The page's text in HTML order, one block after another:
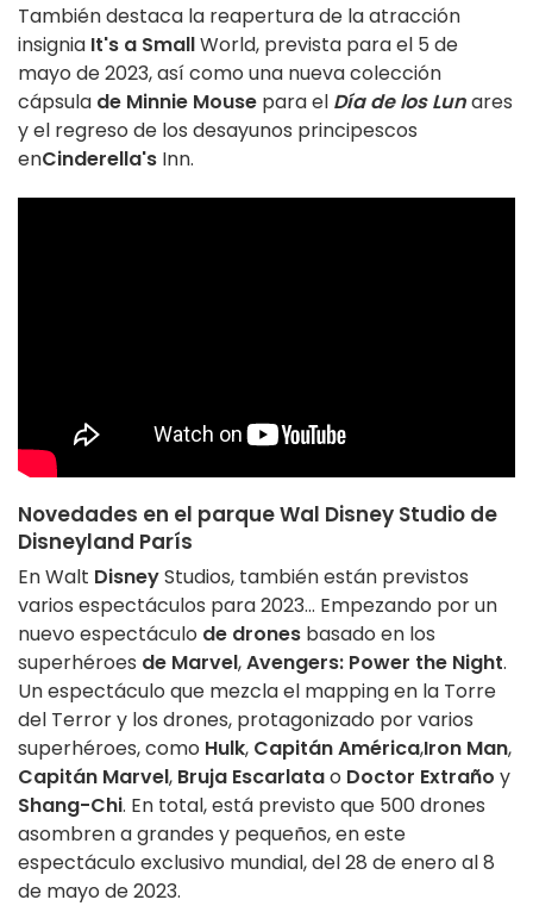
También destaca la reapertura de la atracción
insignia It's a SmallWorld, prevista para el 5 de
mayo de 2023, así como una nueva colección
cápsula de Minnie Mouse para el Día de los Lunares
y el regreso de los desayunos principescos
enCinderella's Inn.
Novedades en el parque Wal Disney Studio de
Disneyland París
En Walt DisneyStudios, también están previstos
varios espectáculos para 2023... Empezando por un
nuevo espectáculo de drones basado en los
superhéroes de Marvel,Avengers: Power the Night.
Un espectáculo que mezcla el mapping en la Torre
del Terror y los drones, protagonizado por varios
superhéroes, como Hulk, Capitán América,Iron Man,
Capitán Marvel, Bruja Escarlatao Doctor Extraño y
Shang-Chi. En total, está previsto que 500 drones
asombren a grandes y pequeños, en este
espectáculo exclusivo mundial, del 28 de enero al 8
de mayo de 2023.